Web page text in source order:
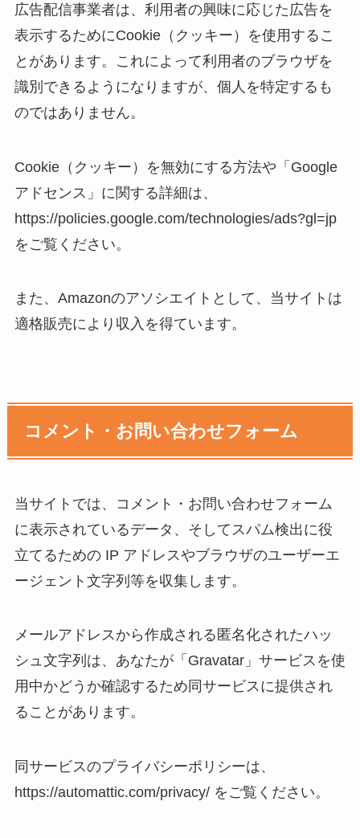
広告配信事業者は、利用者の興味に応じた広告を
表示するためにCookie（クッキー）を使用するこ
とがあります。これによって利用者のブラウザを
識別できるようになりますが、個人を特定するも
のではありません。
Cookie（クッキー）を無効にする方法や「Google
アドセンス」に関する詳細は、
https://policies.google.com/technologies/ads?gl=jp
をご覧ください。
また、Amazonのアソシエイトとして、当サイトは
適格販売により収入を得ています。
コメント・お問い合わせフォーム
当サイトでは、コメント・お問い合わせフォーム
に表示されているデータ、そしてスパム検出に役
立てるための IP アドレスやブラウザのユーザーエ
ージェント文字列等を収集します。
メールアドレスから作成される匿名化されたハッ
シュ文字列は、あなたが「Gravatar」サービスを使
用中かどうか確認するため同サービスに提供され
ることがあります。
同サービスのプライバシーポリシーは、
https://automattic.com/privacy/ をご覧ください。